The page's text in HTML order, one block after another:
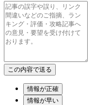
情報が正確
情報が早い